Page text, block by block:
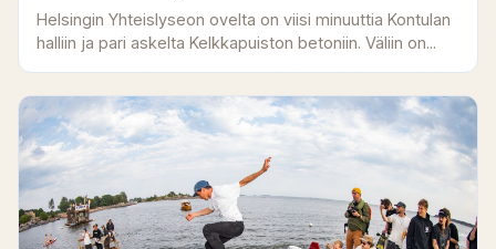
Helsingin Yhteislyseon ovelta on viisi minuuttia Kontulan
halliin ja pari askelta Kelkkapuiston betoniin. Väliin on...